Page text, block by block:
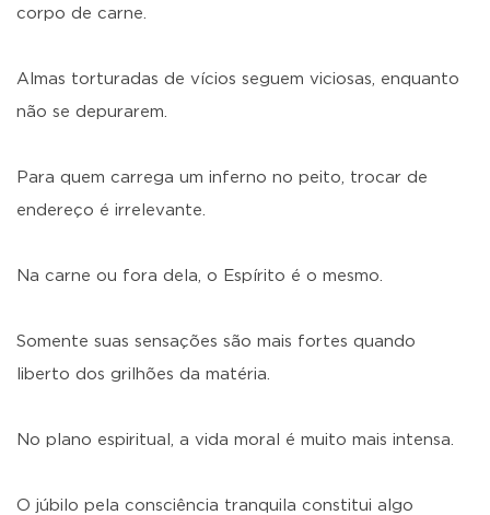
corpo de carne.
Almas torturadas de vícios seguem viciosas, enquanto
não se depurarem.
Para quem carrega um inferno no peito, trocar de
endereço é irrelevante.
Na carne ou fora dela, o Espírito é o mesmo.
Somente suas sensações são mais fortes quando
liberto dos grilhões da matéria.
No plano espiritual, a vida moral é muito mais intensa.
O júbilo pela consciência tranquila constitui algo